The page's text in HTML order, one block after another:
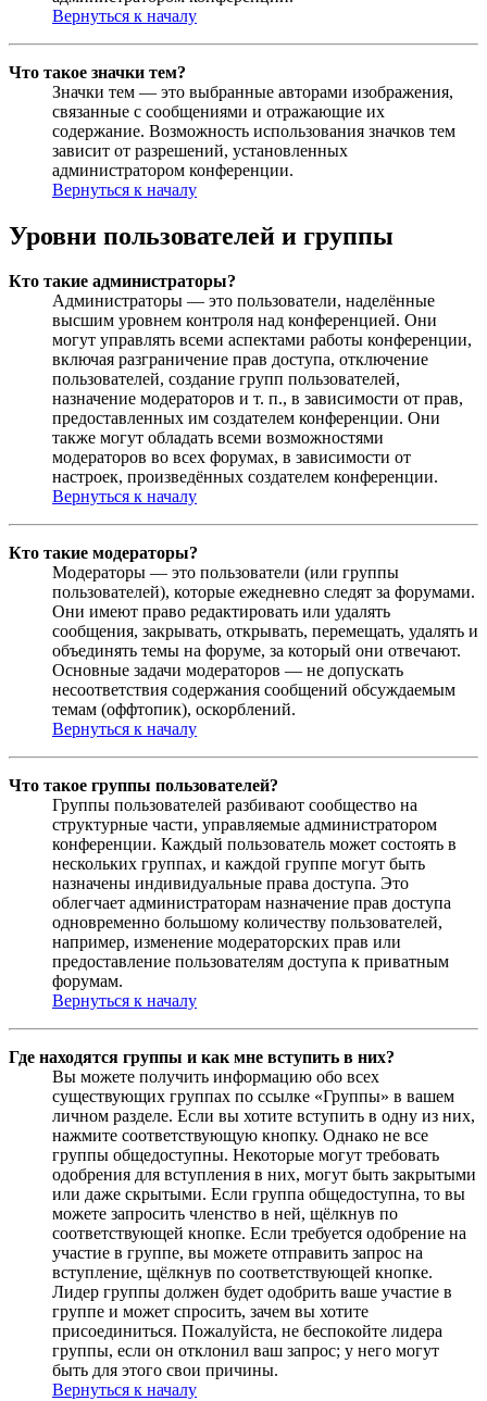
Вернуться к началу
Что такое значки тем?
Значки тем — это выбранные авторами изображения,
связанные с сообщениями и отражающие их
содержание. Возможность использования значков тем
зависит от разрешений, установленных
администратором конференции.
Вернуться к началу
Уровни пользователей и группы
Кто такие администраторы?
Администраторы — это пользователи, наделённые
высшим уровнем контроля над конференцией. Они
могут управлять всеми аспектами работы конференции,
включая разграничение прав доступа, отключение
пользователей, создание групп пользователей,
назначение модераторов и т. п., в зависимости от прав,
предоставленных им создателем конференции. Они
также могут обладать всеми возможностями
модераторов во всех форумах, в зависимости от
настроек, произведённых создателем конференции.
Вернуться к началу
Кто такие модераторы?
Модераторы — это пользователи (или группы
пользователей), которые ежедневно следят за форумами.
Они имеют право редактировать или удалять
сообщения, закрывать, открывать, перемещать, удалять и
объединять темы на форуме, за который они отвечают.
Основные задачи модераторов — не допускать
несоответствия содержания сообщений обсуждаемым
темам (оффтопик), оскорблений.
Вернуться к началу
Что такое группы пользователей?
Группы пользователей разбивают сообщество на
структурные части, управляемые администратором
конференции. Каждый пользователь может состоять в
нескольких группах, и каждой группе могут быть
назначены индивидуальные права доступа. Это
облегчает администраторам назначение прав доступа
одновременно большому количеству пользователей,
например, изменение модераторских прав или
предоставление пользователям доступа к приватным
форумам.
Вернуться к началу
Где находятся группы и как мне вступить в них?
Вы можете получить информацию обо всех
существующих группах по ссылке «Группы» в вашем
личном разделе. Если вы хотите вступить в одну из них,
нажмите соответствующую кнопку. Однако не все
группы общедоступны. Некоторые могут требовать
одобрения для вступления в них, могут быть закрытыми
или даже скрытыми. Если группа общедоступна, то вы
можете запросить членство в ней, щёлкнув по
соответствующей кнопке. Если требуется одобрение на
участие в группе, вы можете отправить запрос на
вступление, щёлкнув по соответствующей кнопке.
Лидер группы должен будет одобрить ваше участие в
группе и может спросить, зачем вы хотите
присоединиться. Пожалуйста, не беспокойте лидера
группы, если он отклонил ваш запрос; у него могут
быть для этого свои причины.
Вернуться к началу